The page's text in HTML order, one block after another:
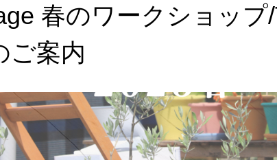
【10名様限定】オリーブ園で味
わう朝ごはん「Good Morning T
春のワークショップ
ご案内